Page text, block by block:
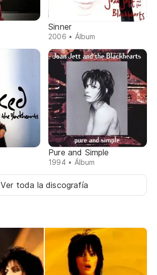
Sinner
2006 • Álbum
Pure and Simple
1994 • Álbum
Ver toda la discografía